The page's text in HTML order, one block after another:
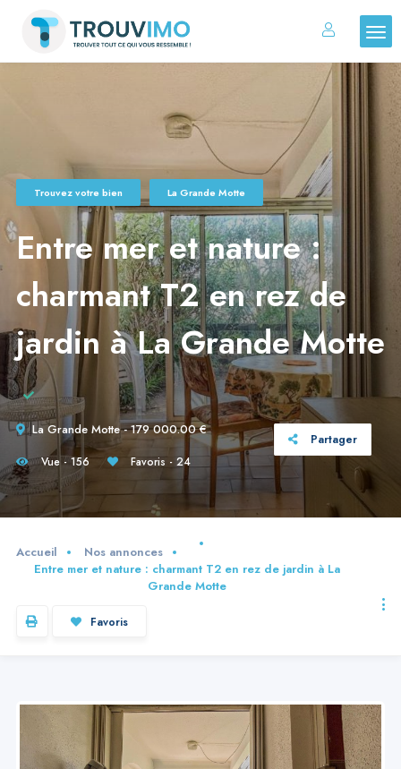
Trouvez votre bien La Grande Motte
Entre mer et nature :
charmant T2 en rez de
jardin à La Grande Motte
La Grande Motte - 179 000.00 €
Partager
Vue - 156
Favoris - 24
Accueil
Nos annonces
Entre mer et nature : charmant T2 en rez de jardin à La
Grande Motte
Favoris